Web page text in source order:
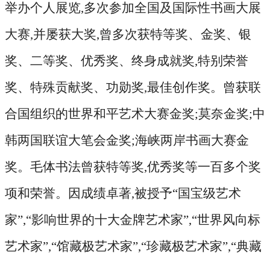
举办个人展览,多次参加全国及国际性书画大展
大赛,并屡获大奖,曾多次获特等奖、金奖、银
奖、二等奖、优秀奖、终身成就奖,特别荣誉
奖、特殊贡献奖、功勋奖,最佳创作奖。曾获联
合国组织的世界和平艺术大赛金奖;莫奈金奖;中
韩两国联谊大笔会金奖;海峡两岸书画大赛金
奖。毛体书法曾获特等奖,优秀奖等一百多个奖
项和荣誉。因成绩卓著,被授予“国宝级艺术
家”,“影响世界的十大金牌艺术家”,“世界风向标
艺术家”,“馆藏极艺术家”,“珍藏极艺术家”,“典藏